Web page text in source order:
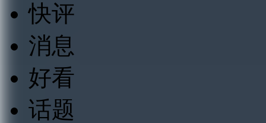
快评
消息
好看
话题